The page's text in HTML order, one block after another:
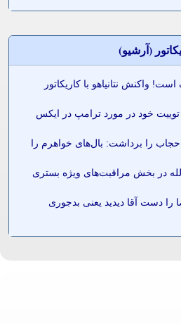
(آرشيو)
واکنش نتانیاهو با کاریکاتور
توییت خود در مورد ترامپ در ایکس
را برداشت: بال‌های خواهرم را
در بخش مراقبت‌های ویژه بستری
را دست آقا دیدید یعنی بدجوری